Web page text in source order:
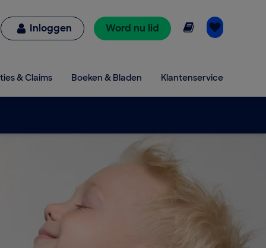
Inloggen Word nu lid Online lezen
& Claims Boeken & Bladen Klantenservice